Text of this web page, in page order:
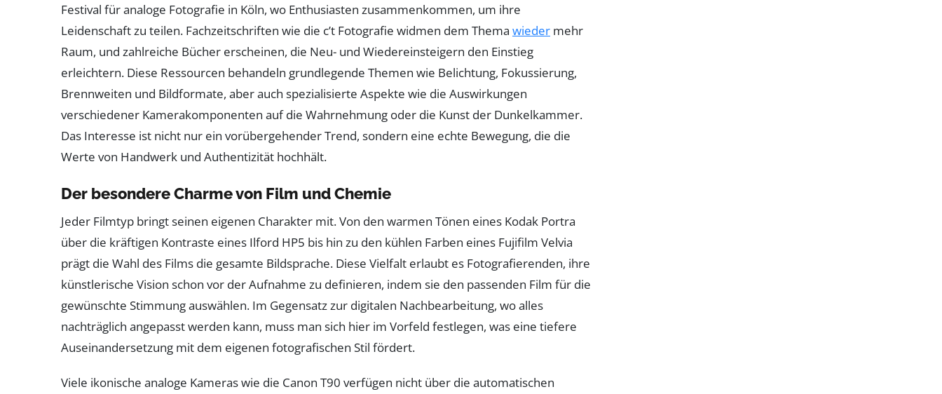
Festival für analoge Fotografie in Köln, wo Enthusiasten zusammenkommen, um ihre
Leidenschaft zu teilen. Fachzeitschriften wie die c’t Fotografie widmen dem Thema wieder mehr
Raum, und zahlreiche Bücher erscheinen, die Neu- und Wiedereinsteigern den Einstieg
erleichtern. Diese Ressourcen behandeln grundlegende Themen wie Belichtung, Fokussierung,
Brennweiten und Bildformate, aber auch spezialisierte Aspekte wie die Auswirkungen
verschiedener Kamerakomponenten auf die Wahrnehmung oder die Kunst der Dunkelkammer.
Das Interesse ist nicht nur ein vorübergehender Trend, sondern eine echte Bewegung, die die
Werte von Handwerk und Authentizität hochhält.
Der besondere Charme von Film und Chemie
Jeder Filmtyp bringt seinen eigenen Charakter mit. Von den warmen Tönen eines Kodak Portra
über die kräftigen Kontraste eines Ilford HP5 bis hin zu den kühlen Farben eines Fujifilm Velvia
prägt die Wahl des Films die gesamte Bildsprache. Diese Vielfalt erlaubt es Fotografierenden, ihre
künstlerische Vision schon vor der Aufnahme zu definieren, indem sie den passenden Film für die
gewünschte Stimmung auswählen. Im Gegensatz zur digitalen Nachbearbeitung, wo alles
nachträglich angepasst werden kann, muss man sich hier im Vorfeld festlegen, was eine tiefere
Auseinandersetzung mit dem eigenen fotografischen Stil fördert.
Viele ikonische analoge Kameras wie die Canon T90 verfügen nicht über die automatischen